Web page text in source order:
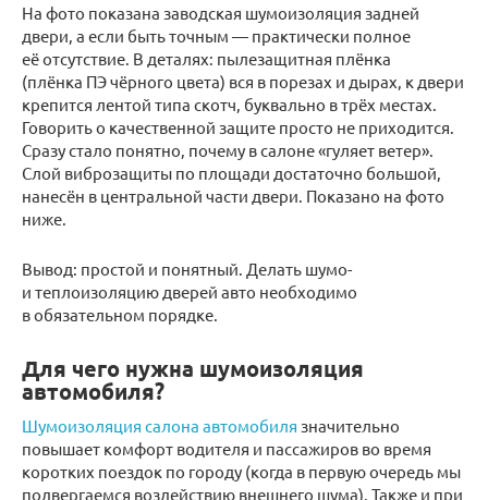
На фото показана заводская шумоизоляция задней
двери, а если быть точным — практически полное
её отсутствие. В деталях: пылезащитная плёнка
(плёнка ПЭ чёрного цвета) вся в порезах и дырах, к двери
крепится лентой типа скотч, буквально в трёх местах.
Говорить о качественной защите просто не приходится.
Сразу стало понятно, почему в салоне «гуляет ветер».
Слой виброзащиты по площади достаточно большой,
нанесён в центральной части двери. Показано на фото
ниже.
Вывод: простой и понятный. Делать шумо-
и теплоизоляцию дверей авто необходимо
в обязательном порядке.
Для чего нужна шумоизоляция
автомобиля?
Шумоизоляция салона автомобиля значительно
повышает комфорт водителя и пассажиров во время
коротких поездок по городу (когда в первую очередь мы
подвергаемся воздействию внешнего шума). Также и при